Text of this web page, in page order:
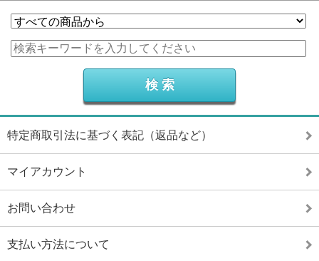
特定商取引法に基づく表記（返品など）
マイアカウント
お問い合わせ
支払い方法について